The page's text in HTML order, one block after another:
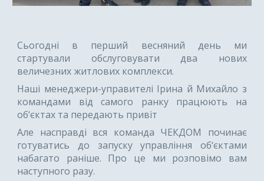
Сьогодні в перший весняний день ми
стартували обслуговувати два нових
величезних житлових комплекси.
Наші менеджери-управителі Ірина й Михайло з
командами від самого ранку працюють на
об‘єктах та передають привіт
Але насправді вся команда ЧЕКДОМ починає
готуватись до запуску управління об‘єктами
набагато раніше. Про це ми розповімо вам
наступного разу.